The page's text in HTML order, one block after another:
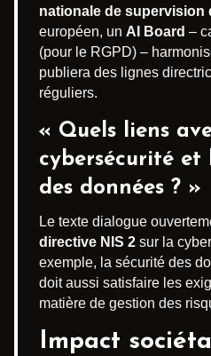
nationale de supervision
européen, un AI Board –
(pour le RGPD) –
publiera des lignes
réguliers.
« Quels liens
cybersécurité
des données ? »
Le texte dialogue
directive NIS 2 sur la
exemple, la sécurité des
doit aussi satisfaire les
matière de gestion des
Impact